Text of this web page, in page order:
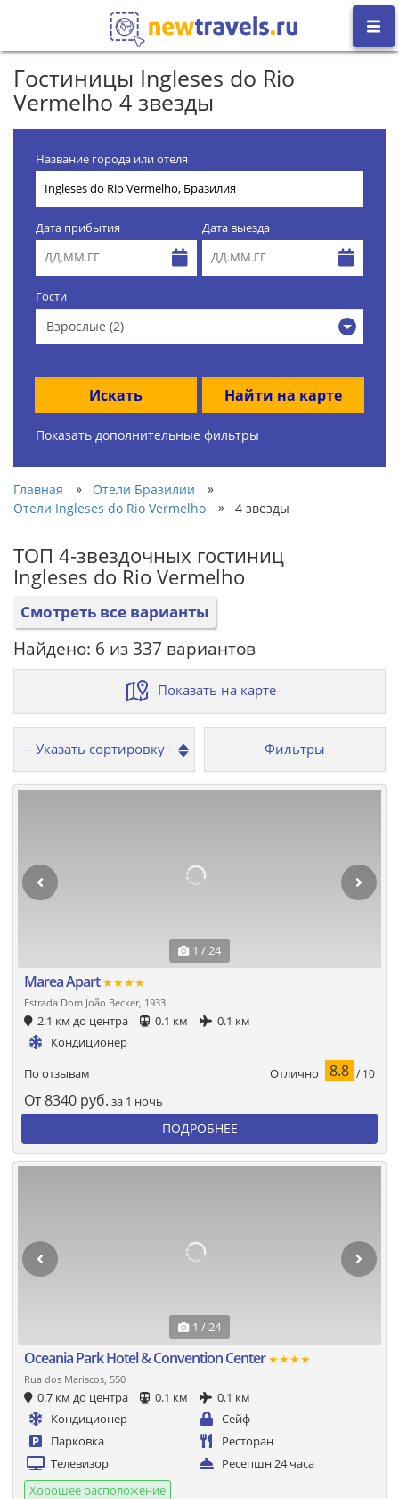
Гостиницы Ingleses do Rio
Vermelho 4 звезды
Название города или отеля
Дата прибытия Дата выезда
Гости
Взрослые (2)
Искать Найти на карте
Показать дополнительные фильтры
Главная » Отели Бразилии
»
Отели Ingleses do Rio Vermelho
» 4 звезды
ТОП 4-звездочных гостиниц
Ingleses do Rio Vermelho
Смотреть все варианты
Найдено: 6 из 337 вариантов
Показать на карте
Фильтры
1 / 24
Marea Apart★★★★
Estrada Dom João Becker, 1933
2.1 км до центра 0.1 км
0.1 км
Кондиционер
По отзывам Отлично 8.8 / 10
От8340 руб. за 1 ночь
ПОДРОБНЕЕ
1 / 24
Oceania Park Hotel & Convention Center★★★★
Rua dos Mariscos, 550
0.7 км до центра 0.1 км
0.1 км
Кондиционер
Сейф
Парковка
Ресторан
Телевизор
Ресепшн 24 часа
Хорошее расположение